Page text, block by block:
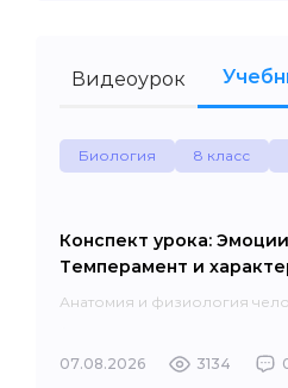
Видеоурок
Биология 8 класс
Конспект урока:
Темперамент и
Анатомия и физиология
07.08.2026 3134